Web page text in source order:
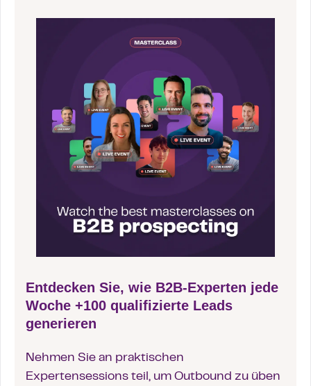
Entdecken Sie, wie B2B-Experten jede
Woche +100 qualifizierte Leads
generieren
Nehmen Sie an praktischen
Expertensessions teil, um Outbound zu üben